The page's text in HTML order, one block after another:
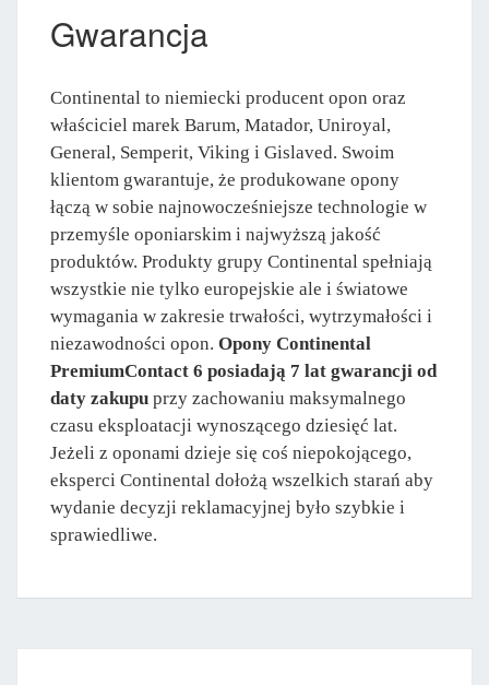
Gwarancja
Continental to niemiecki producent opon oraz
właściciel marek Barum, Matador, Uniroyal,
General, Semperit, Viking i Gislaved. Swoim
klientom gwarantuje, że produkowane opony
łączą w sobie najnowocześniejsze technologie w
przemyśle oponiarskim i najwyższą jakość
produktów. Produkty grupy Continental spełniają
wszystkie nie tylko europejskie ale i światowe
wymagania w zakresie trwałości, wytrzymałości i
niezawodności opon. Opony Continental
PremiumContact 6 posiadają 7 lat gwarancji od
daty zakupu przy zachowaniu maksymalnego
czasu eksploatacji wynoszącego dziesięć lat.
Jeżeli z oponami dzieje się coś niepokojącego,
eksperci Continental dołożą wszelkich starań aby
wydanie decyzji reklamacyjnej było szybkie i
sprawiedliwe.